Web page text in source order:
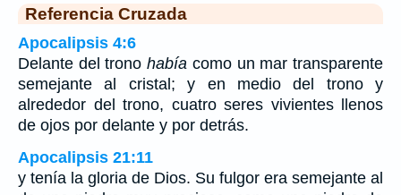
Referencia Cruzada
Apocalipsis 4:6
Delante del tronohabía como un mar transparente
semejante al cristal; y en medio del trono y
alrededor del trono, cuatro seres vivientes llenos
de ojos por delante y por detrás.
Apocalipsis 21:11
y tenía la gloria de Dios. Su fulgor era semejante al